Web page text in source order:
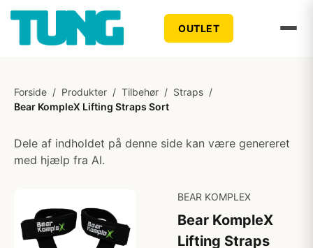
OUTLET
Forside / Produkter / Tilbehør / Straps /
Bear KompleX Lifting Straps Sort
Dele af indholdet på denne side kan være genereret
med hjælp fra AI.
BEAR KOMPLEX
Bear KompleX
Lifting Straps